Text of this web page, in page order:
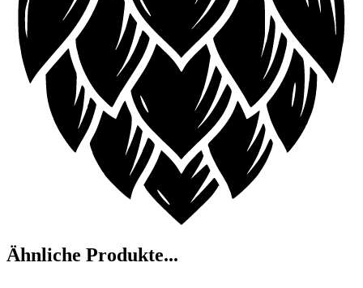
Ähnliche Produkte...